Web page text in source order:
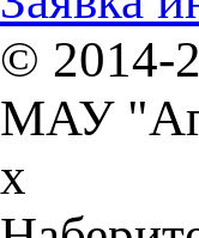
© 2014-
МАУ
x